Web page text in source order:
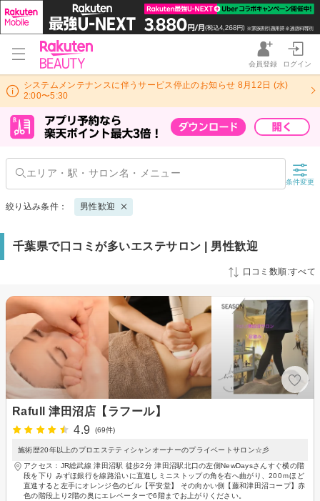
会員登録 ログイン
システムメンテナンスに伴うサービス停止のお知らせ 8月12日 (水)
2:00〜5:30
条件変更
絞り込み条件： 男性歓迎
千葉県で口コミが多いエステサロン | 男性歓迎
口コミ数順:すべて
Rafull 津田沼店【ラフール】
4.9
(69件)
施術歴20年以上のプロエステティシャンオーナーのプライベートサロン☆彡
アクセス：JR総武線 津田沼駅 徒歩2分 津田沼駅北口の左側NewDaysさんすぐ横の階
段を下り みずほ銀行を線路沿いに直進しミニストップの角を右へ曲がり、200ｍほど
直進すると左手にオレンジ色のビル【平安堂】 その向かい側【藤和津田沼コープ】赤
色の階段上り2階の奥にエレベーターで6階までお上がりください。